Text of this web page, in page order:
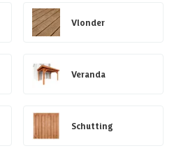
Vlonder
Veranda
Schutting